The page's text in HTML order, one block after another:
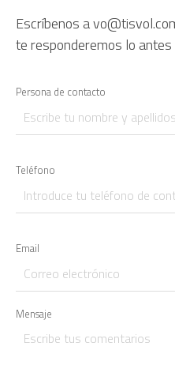
Escríbenos a
te responderemos lo antes
Persona de contacto
Teléfono
Email
Mensaje